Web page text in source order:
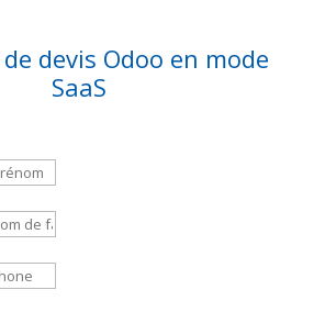
devis Odoo en mode
SaaS